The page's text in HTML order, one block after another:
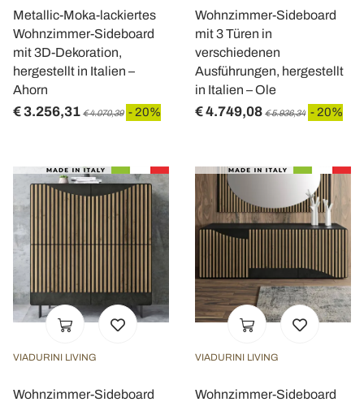
Metallic-Moka-lackiertes
Wohnzimmer-Sideboard
mit 3D-Dekoration,
hergestellt in Italien –
Ahorn
€ 3.256,31 € 4.070,39 - 20%
Wohnzimmer-Sideboard
mit 3 Türen in
verschiedenen
Ausführungen, hergestellt
in Italien – Ole
€ 4.749,08 € 5.936,34 - 20%
VIADURINI LIVING
Wohnzimmer-Sideboard
VIADURINI LIVING
Wohnzimmer-Sideboard